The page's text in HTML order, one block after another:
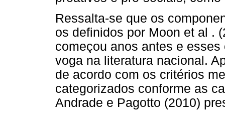
Ressalta-se que os
os definidos por Moon et al .
começou anos antes e
voga na literatura nacional.
de acordo com os critérios
categorizados conforme as
Andrade e Pagotto (2010)